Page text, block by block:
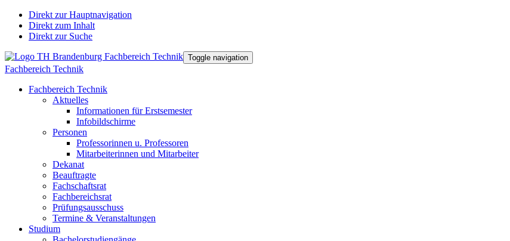
Direkt zur Hauptnavigation
Direkt zum Inhalt
Direkt zur Suche
Toggle navigation
Fachbereich Technik
Fachbereich Technik
Aktuelles
Informationen für Erstsemester
Infobildschirme
Personen
Professorinnen u. Professoren
Mitarbeiterinnen und Mitarbeiter
Dekanat
Beauftragte
Fachschaftsrat
Fachbereichsrat
Prüfungsausschuss
Termine & Veranstaltungen
Studium